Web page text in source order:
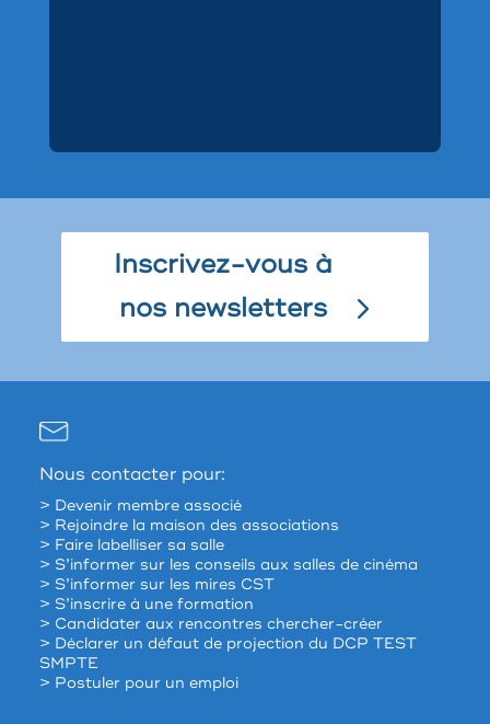
Inscrivez-vous à
nos newsletters
Nous contacter pour:
> Devenir membre associé
> Rejoindre la maison des associations
> Faire labelliser sa salle
> S’informer sur les conseils aux salles de cinéma
> S’informer sur les mires CST
> S’inscrire à une formation
> Candidater aux rencontres chercher-créer
> Déclarer un défaut de projection du DCP TEST
SMPTE
> Postuler pour un emploi